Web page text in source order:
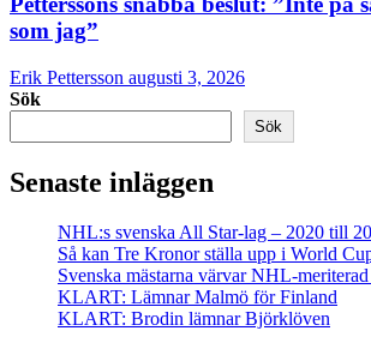
som jag”
Erik Pettersson augusti 3, 2026
Sök
Sök
Senaste inläggen
NHL:s svenska All Star-lag – 2020 till
Så kan Tre Kronor ställa upp i World
Svenska mästarna värvar NHL-
KLART: Lämnar Malmö för Finland
KLART: Brodin lämnar Björklöven